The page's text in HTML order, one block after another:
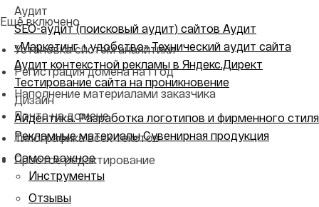
Аудит
SEO-аудит (поисковый аудит) сайтов Аудит
«Маркетинг + удобство»Технический аудит сайта
Аудит контекстной рекламы в Яндекс.Директ
Тестирование сайта на проникновение
Дизайн
Айдентика. Разработка логотипов и фирменного стиля
Рекламные материалыСувенирная продукция
Самое важное
Инструменты
Отзывы
Ещё включено
Установка систем аналитики
Регистрация домена на 1 год
Наполнение материалами заказчика
Почта на домене
Типографика всех текстов
Простое редактирование